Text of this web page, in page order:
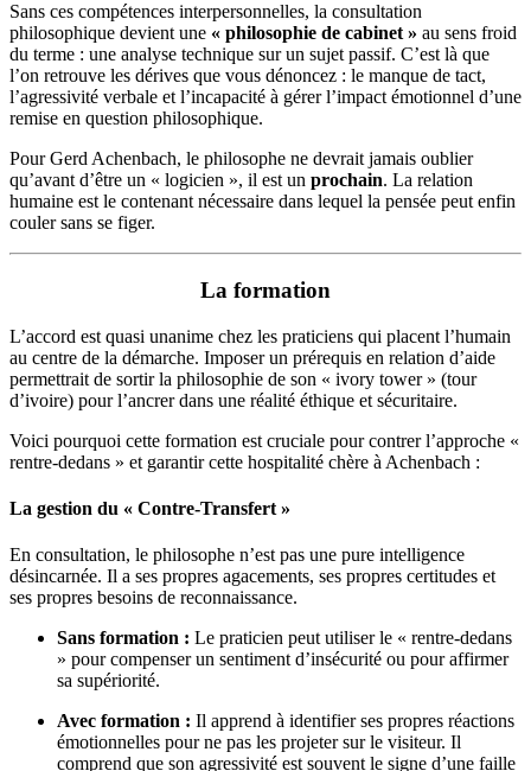
Sans ces compétences interpersonnelles, la consultation
philosophique devient une « philosophie de cabinet » au sens froid
du terme : une analyse technique sur un sujet passif. C’est là que
l’on retrouve les dérives que vous dénoncez : le manque de tact,
l’agressivité verbale et l’incapacité à gérer l’impact émotionnel d’une
remise en question philosophique.
Pour Gerd Achenbach, le philosophe ne devrait jamais oublier
qu’avant d’être un « logicien », il est un prochain. La relation
humaine est le contenant nécessaire dans lequel la pensée peut enfin
couler sans se figer.
La formation
L’accord est quasi unanime chez les praticiens qui placent l’humain
au centre de la démarche. Imposer un prérequis en relation d’aide
permettrait de sortir la philosophie de son « ivory tower » (tour
d’ivoire) pour l’ancrer dans une réalité éthique et sécuritaire.
Voici pourquoi cette formation est cruciale pour contrer l’approche «
rentre-dedans » et garantir cette hospitalité chère à Achenbach :
La gestion du « Contre-Transfert »
En consultation, le philosophe n’est pas une pure intelligence
désincarnée. Il a ses propres agacements, ses propres certitudes et
ses propres besoins de reconnaissance.
Sans formation : Le praticien peut utiliser le « rentre-dedans
» pour compenser un sentiment d’insécurité ou pour affirmer
sa supériorité.
Avec formation : Il apprend à identifier ses propres réactions
émotionnelles pour ne pas les projeter sur le visiteur. Il
comprend que son agressivité est souvent le signe d’une faille